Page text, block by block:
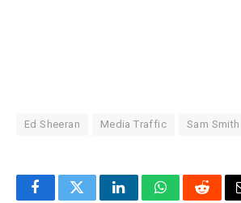
Ed Sheeran Media Traffic Sam Smith
FacebookTwitterLinkedInWhatsAppReddit